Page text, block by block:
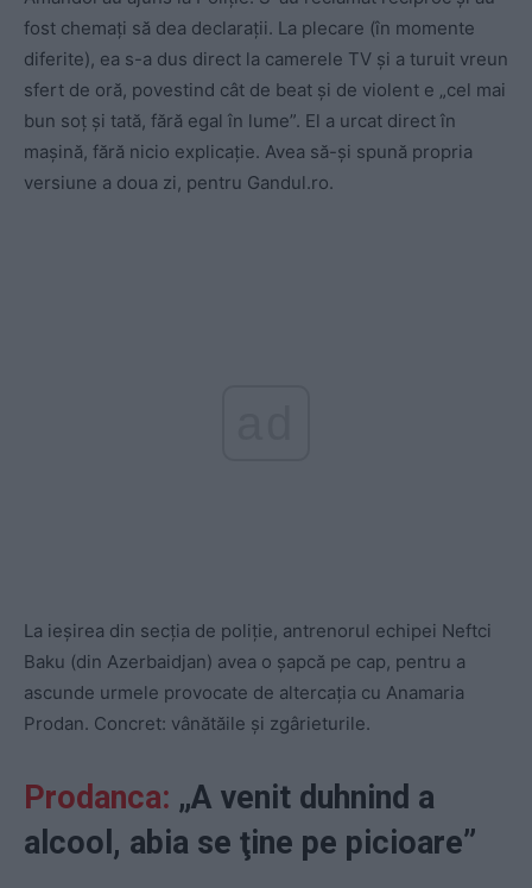
fost chemați să dea declarații. La plecare (în momente
diferite), ea s-a dus direct la camerele TV și a turuit vreun
sfert de oră, povestind cât de beat și de violent e „cel mai
bun soț și tată, fără egal în lume”. El a urcat direct în
mașină, fără nicio explicație. Avea să-și spună propria
versiune a doua zi, pentru Gandul.ro.
La ieșirea din secția de poliție, antrenorul echipei Neftci
Baku (din Azerbaidjan) avea o șapcă pe cap, pentru a
ascunde urmele provocate de altercația cu Anamaria
Prodan. Concret: vânătăile și zgârieturile.
Prodanca: „A venit duhnind a
alcool, abia se ţine pe picioare”